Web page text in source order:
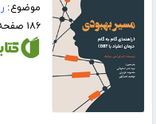
موضوع:
۱۸۶ صفحه